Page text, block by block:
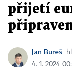
přijetí
Jan Bureš
4. 1. 2024